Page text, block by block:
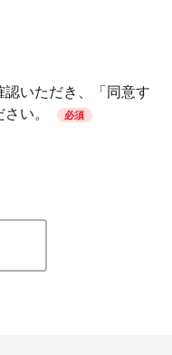
認いただき、「同意す
い。
必須